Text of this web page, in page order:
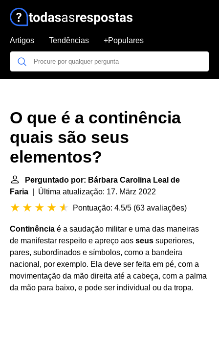
Artigos Tendências +Populares
O que é a continência
quais são seus
elementos?
Perguntado por: Bárbara Carolina Leal de
Faria | Última atualização: 17. März 2022
Pontuação: 4.5/5 (63 avaliações)
Continência é a saudação militar e uma das maneiras
de manifestar respeito e apreço aos seus superiores,
pares, subordinados e símbolos, como a bandeira
nacional, por exemplo. Ela deve ser feita em pé, com a
movimentação da mão direita até a cabeça, com a palma
da mão para baixo, e pode ser individual ou da tropa.